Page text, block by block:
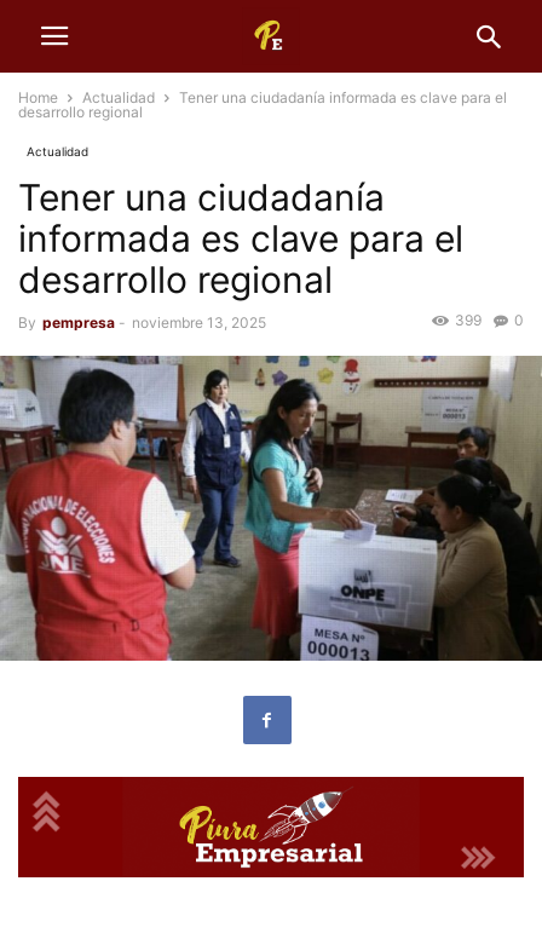
Home Actualidad
Tener una ciudadanía informada es clave para el
desarrollo regional
Actualidad
Tener una ciudadanía
informada es clave para el
desarrollo regional
By pempresa - noviembre 13, 2025 0
399